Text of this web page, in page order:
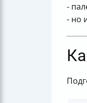
-
- но